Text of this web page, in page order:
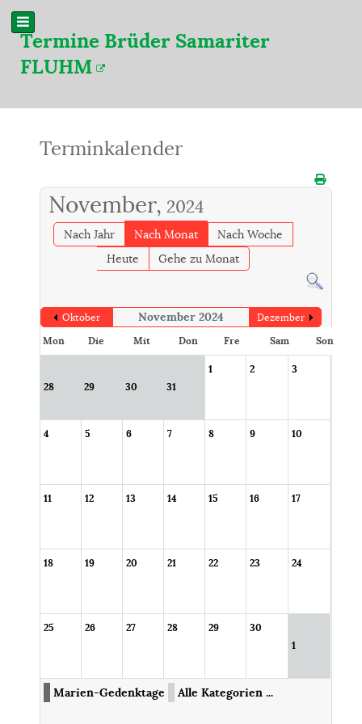
Termine Brüder Samariter
FLUHM
Terminkalender
November, 2024
Nach Jahr Nach Monat
Nach Woche
Heute
Gehe zu Monat
Oktober November 2024 Dezember
Mon Die Mit Don Fre Sam Son
28 29 30 31
1 2 3
4 5 6 7 8 9 10
11 12 13 14 15 16 17
18 19 20 21 22 23 24
25 26 27 28 29
30
1
Marien-Gedenktage Alle Kategorien ...